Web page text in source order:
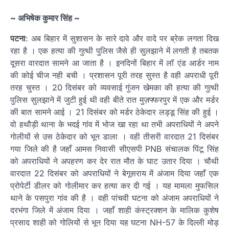
~ अभिषेक कुमार सिंह ~
पटना: अब बिहार में सुशासन के सारे दावे और वादे पर ब्रेक लगता दिख
रहा है । एक हत्या की गुत्थी पुलिस जैसे ही सुलझाने में लगती है तबतक
दूसरा वारदात सामने आ जाता है । इनदिनों बिहार में लॉ एंड आर्डर नाम
की कोई चीज नही बची । प्रशासन पूरी तरह सुस्त है वही अपराधी पूरी
तरह चुस्त । 20 दिसंबर को व्यवसाई गुंजन खेमका की हत्या की गुत्थी
पुलिस सुलझाने में जुटी हुई थी वही बीते रात मुज़फ्फरपुर में एक और मर्डर
की बात सामने आई । 21 दिसंबर को मर्डर ठेकेदार लड्डू सिंह की हुई ।
वो हथौड़ी थाना के भदई गांव में भोज खा रहा था तभी अपराधियों ने अपने
गोलीयों से उस ठेकेदार को भून डाला । वही तीसरी वारदात 21 दिसंबर
गया जिले की है जहाँ आमस निवासी सीएसपी PNB संचालक पिंटू सिंह
को अपराधियों ने अपहरण कर देर रात मौत के घाट उतार दिया । चौथी
वारदात 22 दिसंबर को अपराधियों ने बेगूसराय में अंजाम दिया जहाँ एक
प्रोपेर्टी डीलर को गोलीमार कर हत्या कर दी गई । यह मामला मुफसिल
थाने के पसपुरा गांव की है । वही पांचवी घटना को अंजाम अपराधियों ने
दरभंगा जिले में अंजाम दिया । जहाँ शाही कंस्ट्रक्शन के मालिक कुशेष
प्रसाद शाही को गोलियों से भून दिया यह घटना NH-57 के दिल्ली मोड़